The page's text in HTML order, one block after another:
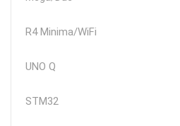
R4 Minima/WiFi
UNO Q
STM32